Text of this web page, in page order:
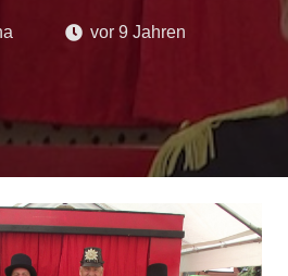
vor 9 Jahren